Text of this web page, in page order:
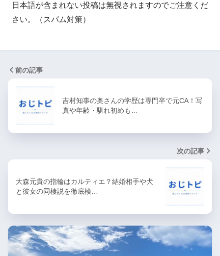
日本語が含まれない投稿は無視されますのでご注意くだ
さい。（スパム対策）
前の記事
吉村知事の奥さんの学歴は専門卒で元CA！写
真や年齢・馴れ初めも…
次の記事
大森元貴の指輪はカルティエ？結婚相手や犬
と彼女の同棲説を徹底検…